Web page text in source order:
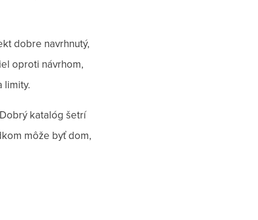
dobre navrhnutý,
oproti návrhom,
limity.
katalóg šetrí
môže byť dom,